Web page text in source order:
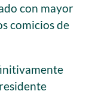
con mayor
comicios de